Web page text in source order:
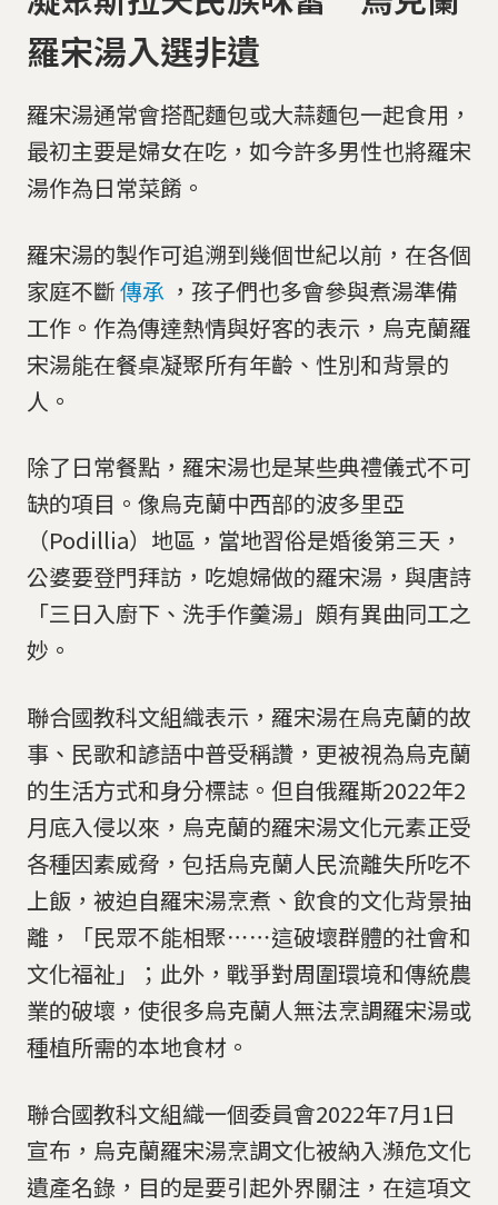
羅宋湯入選非遺
羅宋湯通常會搭配麵包或大蒜麵包一起食用，
最初主要是婦女在吃，如今許多男性也將羅宋
湯作為日常菜餚。
羅宋湯的製作可追溯到幾個世紀以前，在各個
家庭不斷傳承 ，孩子們也多會參與煮湯準備
工作。作為傳達熱情與好客的表示，烏克蘭羅
宋湯能在餐桌凝聚所有年齡、性別和背景的
人。
除了日常餐點，羅宋湯也是某些典禮儀式不可
缺的項目。像烏克蘭中西部的波多里亞
（Podillia）地區，當地習俗是婚後第三天，
公婆要登門拜訪，吃媳婦做的羅宋湯，與唐詩
「三日入廚下、洗手作羹湯」頗有異曲同工之
妙。
聯合國教科文組織表示，羅宋湯在烏克蘭的故
事、民歌和諺語中普受稱讚，更被視為烏克蘭
的生活方式和身分標誌。但自俄羅斯2022年2
月底入侵以來，烏克蘭的羅宋湯文化元素正受
各種因素威脅，包括烏克蘭人民流離失所吃不
上飯，被迫自羅宋湯烹煮、飲食的文化背景抽
離，「民眾不能相聚⋯⋯這破壞群體的社會和
文化福祉」；此外，戰爭對周圍環境和傳統農
業的破壞，使很多烏克蘭人無法烹調羅宋湯或
種植所需的本地食材。
聯合國教科文組織一個委員會2022年7月1日
宣布，烏克蘭羅宋湯烹調文化被納入瀕危文化
遺產名錄，目的是要引起外界關注，在這項文